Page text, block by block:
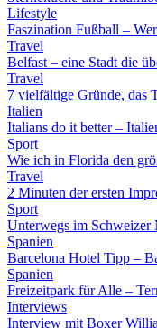
Lifestyle
Faszination Fußball –
Travel
Belfast – eine Stadt die
Travel
7 vielfältige Gründe, das
Italien
Italians do it better –
Sport
Wie ich in Florida den
Travel
2 Minuten der ersten
Sport
Unterwegs im Schweizer
Spanien
Barcelona Hotel Tipp –
Spanien
Freizeitpark für Alle –
Interviews
Interview mit Boxer